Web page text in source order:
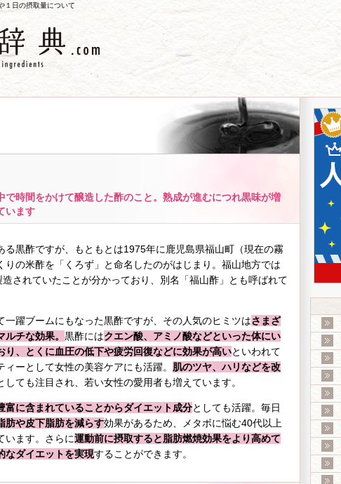
１日の摂取量について
で時間をかけて醸造した酢のこと。熟成が進むにつれ黒味が増
います
る黒酢ですが、もともとは1975年に鹿児島県福山町（現在の霧
りの米酢を「くろず」と命名したのがはじまり。福山地方では
されていたことが分かっており、別名「福山酢」とも呼ばれて
一躍ブームにもなった黒酢ですが、その人気のヒミツはさまざ
チな効果。 黒酢にはクエン酸、アミノ酸などといった体にい
り、とくに血圧の低下や疲労回復などに効果が高いといわれて
ーとして女性の美容ケアにも活躍。 肌のツヤ、ハリなどを改
しても注目され、若い女性の愛用者も増えています。
富に含まれていることからダイエット成分としても活躍。毎日
肪や皮下脂肪を減らす効果があるため、メタボに悩む40代以上
います。さらに運動前に摂取すると脂肪燃焼効果をより高めて
なダイエットを実現することができます。